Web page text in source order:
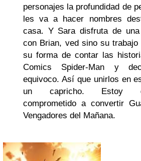
personajes la profundidad de
les va a hacer nombres
casa. Y Sara disfruta de
con Brian, ved sino su trabajo
su forma de contar las
Comics Spider-Man y
equivoco. Así que unirlos en
un capricho. Estoy
comprometido a convertir
Vengadores del Mañana.